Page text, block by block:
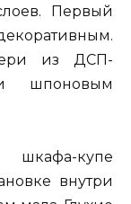
Первый
из ДСП-
шпоновым
купе
внутри